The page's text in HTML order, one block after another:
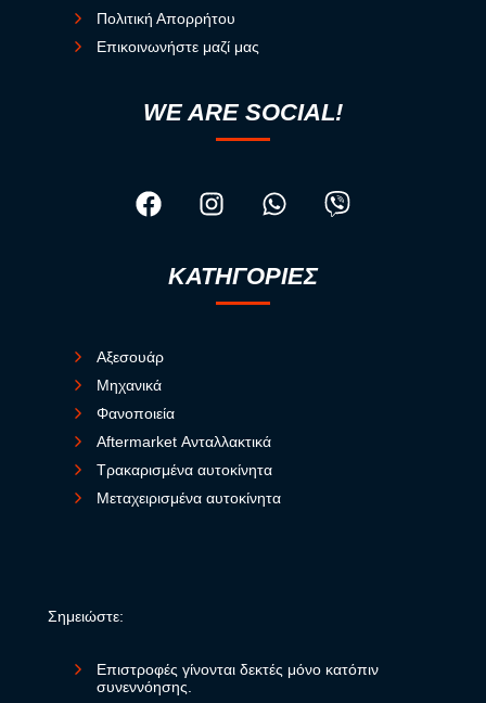
Πολιτική Απορρήτου
Επικοινωνήστε μαζί μας
WE ARE SOCIAL!
ΚΑΤΗΓΟΡΙΕΣ
Αξεσουάρ
Μηχανικά
Φανοποιεία
Aftermarket Ανταλλακτικά
Τρακαρισμένα αυτοκίνητα
Μεταχειρισμένα αυτοκίνητα
Σημειώστε:
Επιστροφές γίνονται δεκτές μόνο κατόπιν
συνεννόησης.